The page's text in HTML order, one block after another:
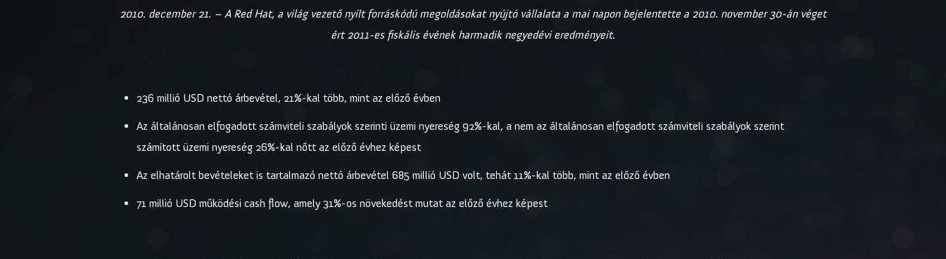
2010. december 21. – A Red Hat, a világ vezető nyílt forráskódú megoldásokat nyújtó vállalata a mai napon bejelentette a 2010. november 30-án véget
ért 2011-es fiskális évének harmadik negyedévi eredményeit.
236 millió USD nettó árbevétel, 21%-kal több, mint az előző évben
Az általánosan elfogadott számviteli szabályok szerinti üzemi nyereség 92%-kal, a nem az általánosan elfogadott számviteli szabályok szerint
számított üzemi nyereség 26%-kal nőtt az előző évhez képest
Az elhatárolt bevételeket is tartalmazó nettó árbevétel 685 millió USD volt, tehát 11%-kal több, mint az előző évben
71 millió USD működési cash flow, amely 31%-os növekedést mutat az előző évhez képest